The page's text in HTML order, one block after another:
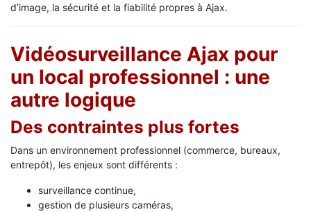
d’image, la sécurité et la fiabilité propres à Ajax.
Vidéosurveillance Ajax pour
un local professionnel : une
autre logique
Des contraintes plus fortes
Dans un environnement professionnel (commerce, bureaux,
entrepôt), les enjeux sont différents :
surveillance continue,
gestion de plusieurs caméras,